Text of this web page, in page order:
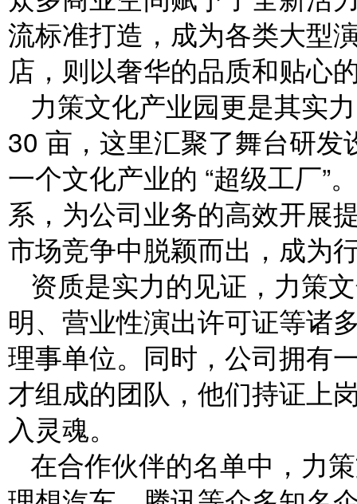
流标准打造，成为各类大型
店，则以奢华的品质和贴心
力策文化产业园更是其实
30 亩，这里汇聚了舞台研
一个文化产业的 “超级工厂”
系，为公司业务的高效开展
市场竞争中脱颖而出，成为
资质是实力的见证，力策
明、营业性演出许可证等诸
理事单位。同时，公司拥有
才组成的团队，他们持证上
入灵魂。
在合作伙伴的名单中，力